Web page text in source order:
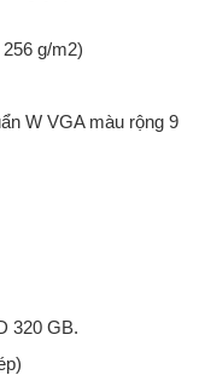
g/m2)
W VGA màu rộng 9
320 GB.